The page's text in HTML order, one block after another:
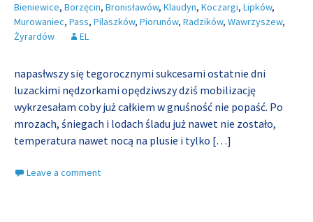
Bieniewice, Borzęcin, Bronisławów, Klaudyn, Koczargi, Lipków,
Murowaniec, Pass, Pilaszków, Piorunów, Radzików, Wawrzyszew,
Żyrardów
EL
napasłwszy się tegorocznymi sukcesami ostatnie dni
luzackimi nędzorkami opędziwszy dziś mobilizację
wykrzesałam coby już całkiem w gnuśność nie popaść. Po
mrozach, śniegach i lodach śladu już nawet nie zostało,
temperatura nawet nocą na plusie i tylko […]
Leave a comment